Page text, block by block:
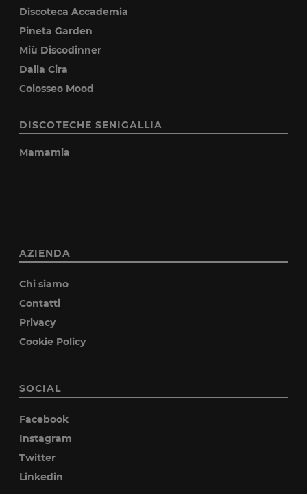
Discoteca Accademia
Pineta Garden
Miù Discodinner
Dalla Cira
Colosseo Mood
DISCOTECHE SENIGALLIA
Mamamia
AZIENDA
Chi siamo
Contatti
Privacy
Cookie Policy
SOCIAL
Facebook
Instagram
Twitter
Linkedin